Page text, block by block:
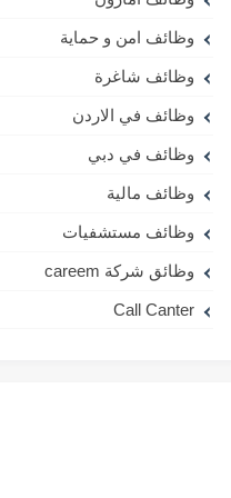
وظائف امن و حماية
وظائف شاغرة
وظائف في الاردن
وظائف في دبي
وظائف مالية
وظائف مستشفيات
وظائق شركة careem
Call Canter